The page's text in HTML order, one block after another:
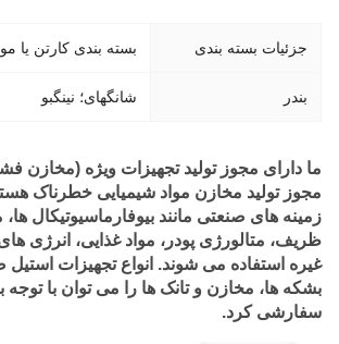
جزئیات بسته بندی بسته بندی کارتن یا
بندر شانگهای؛ نینگبو
ما دارای مجوز تولید تجهیزات ویژه (مخازن
مجوز تولید مخازن مواد شیمیایی خطرناک
زمینه های صنعتی مانند بیوفارماسیوتیکال ها،
ظریف، متالورژی پودر، مواد غذایی، انرژی
غیره استفاده می شوند. انواع تجهیزات استیل
بشکه ها، مخازن و تانک ها را می توان با توجه
سفارشی کرد.